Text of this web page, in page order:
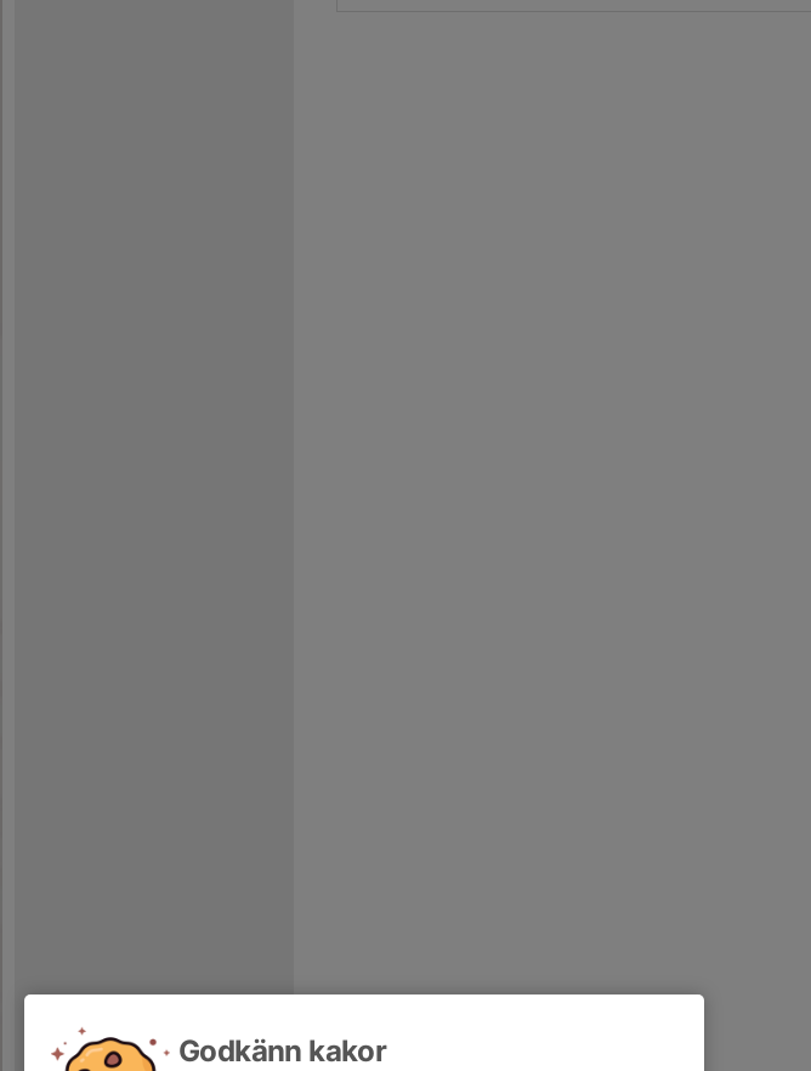
Godkänn kakor